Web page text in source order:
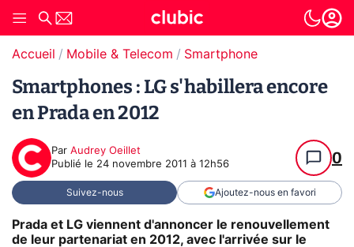
Accueil Mobile & Telecom Smartphone
Smartphones : LG s'habillera encore
en Prada en 2012
Par Audrey Oeillet
Publié le 24 novembre 2011 à 12h56 0
Suivez-nous Ajoutez-nous en favori
Prada et LG viennent d'annoncer le renouvellement
de leur partenariat en 2012, avec l'arrivée sur le